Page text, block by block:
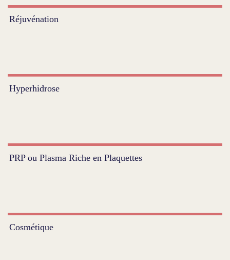
Réjuvénation
Hyperhidrose
PRP ou Plasma Riche en Plaquettes
Cosmétique